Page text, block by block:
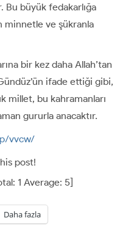
Bu büyük fedakarlığa
minnetle ve şükranla
bir kez daha Allah’tan
ifade ettiği gibi,
millet, bu kahramanları
gururla anacaktır.
vvcw/
post!
1 Average: 5]
Daha fazla